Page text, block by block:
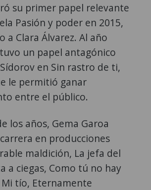
su primer papel relevante
Pasión y poder en 2015,
a Clara Álvarez. Al año
un papel antagónico
en Sin rastro de ti,
le permitió ganar
entre el público.
los años, Gema Garoa
en producciones
maldición, La jefa del
a ciegas, Como tú no hay
tío, Eternamente